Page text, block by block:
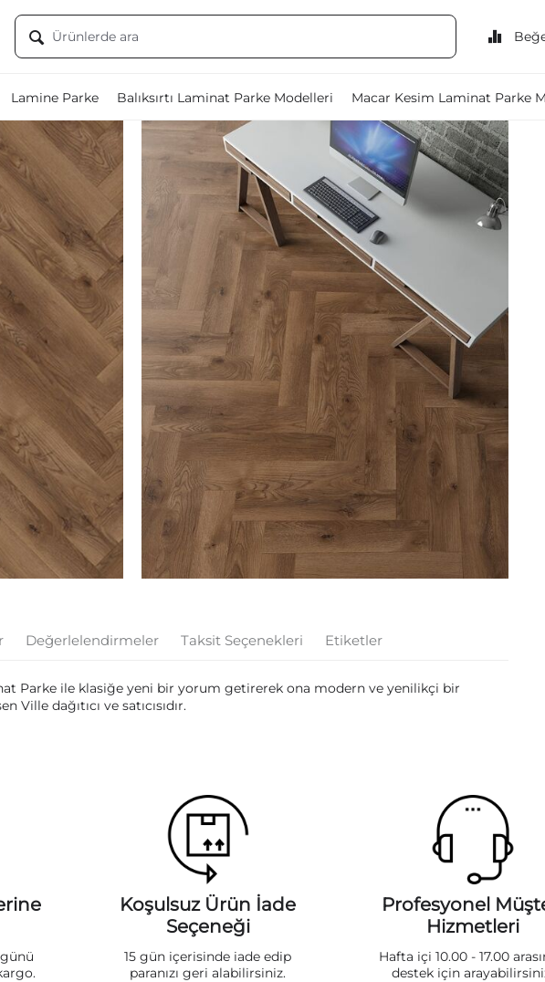
Lamine Parke Balıksırtı Laminat Parke Modelleri Macar Kesim Laminat Parke
Değerlelendirmeler Taksit Seçenekleri Etiketler
Parke ile klasiğe yeni bir yorum getirerek ona modern ve yenilikçi bir
Ville dağıtıcı ve satıcısıdır.
Koşulsuz Ürün İade
Seçeneği
15 gün içerisinde iade edip
paranızı geri alabilirsiniz.
Profesyonel
Hizmetleri
Hafta içi 10.00 - 17.00
destek için